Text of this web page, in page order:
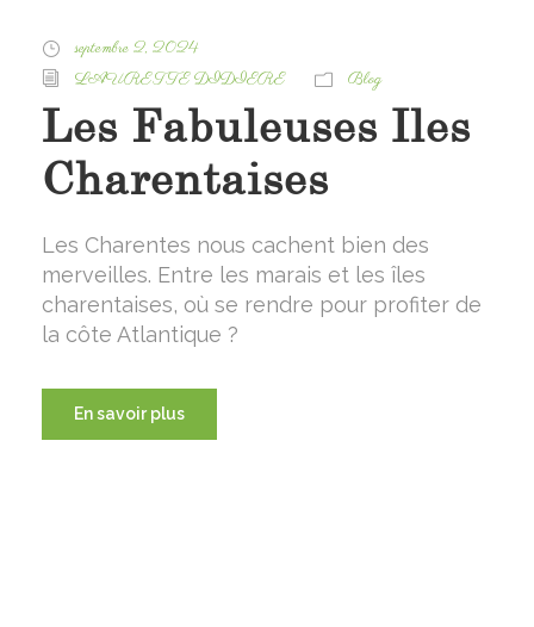
septembre 2, 2024
LAURETTE DIDIERE
Blog
Les Fabuleuses Iles
Charentaises
Les Charentes nous cachent bien des
merveilles. Entre les marais et les îles
charentaises, où se rendre pour profiter de
la côte Atlantique ?
En savoir plus